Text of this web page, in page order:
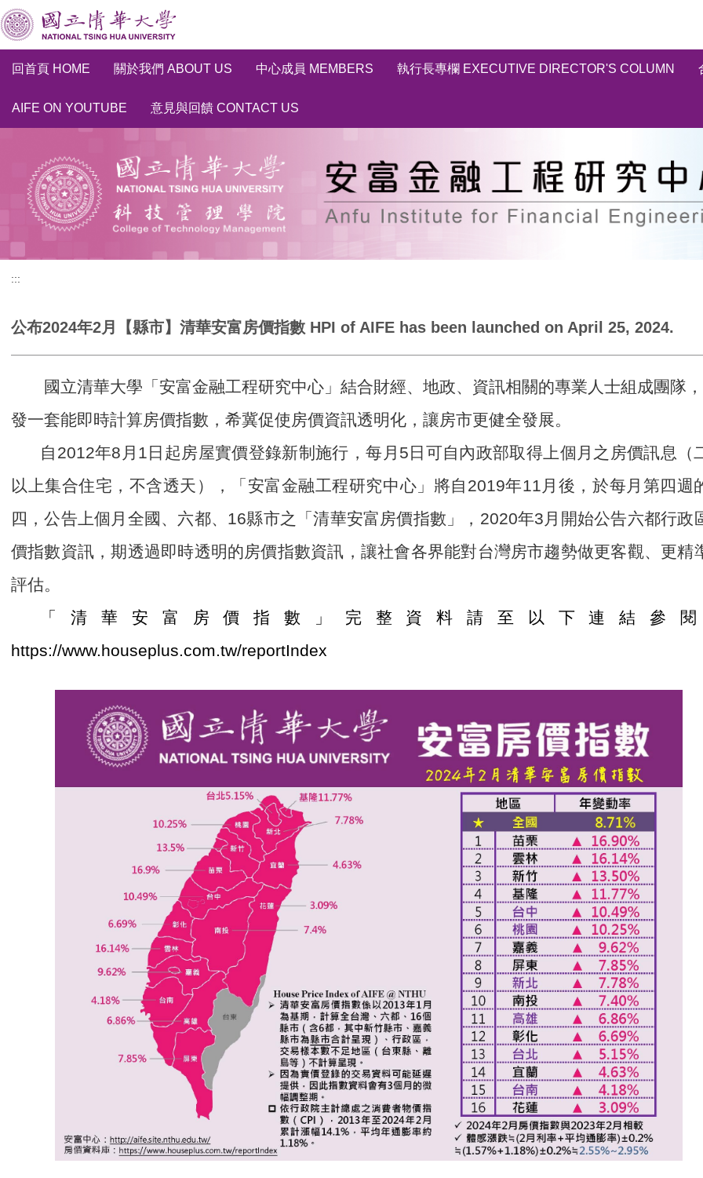
跳
到
主
要
內
區
回首頁 HOME 關於我們 ABOUT US 中心成員 MEMBERS 執行長專欄 EXECUTIVE DIRECTOR'S COLUMN
AIFE ON YOUTUBE 意見與回饋 CONTACT US
:::
公布2024年2月【縣市】清華安富房價指數 HPI of AIFE has been launched on April 25, 2024.
國立清華大學「安富金融工程研究中心」結合財經、地政、資訊相關的專業人士組成團隊
發一套能即時計算房價指數，希冀促使房價資訊透明化，讓房市更健全發展。
自2012年8月1日起房屋實價登錄新制施行，每月5日可自內政部取得上個月之房價訊息（
以上集合住宅，不含透天），「安富金融工程研究中心」將自2019年11月後，於每月第四週
四，公告上個月全國、六都、16縣市之「清華安富房價指數」，2020年3月開始公告六都行政
價指數資訊，期透過即時透明的房價指數資訊，讓社會各界能對台灣房市趨勢做更客觀、更精
評估。
「清華安富房價指數」完整資料請至以下連結參閱
https://www.houseplus.com.tw/reportIndex